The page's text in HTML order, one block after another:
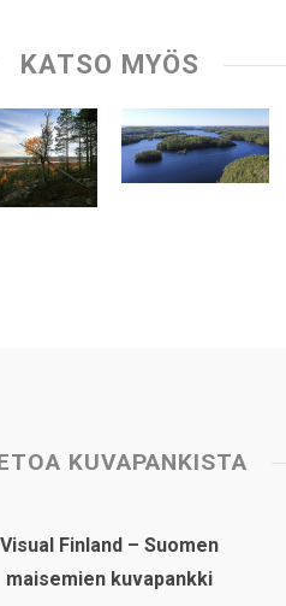
KATSO MYÖS
KUVAPANKISTA
Visual Finland – Suomen
maisemien kuvapankki